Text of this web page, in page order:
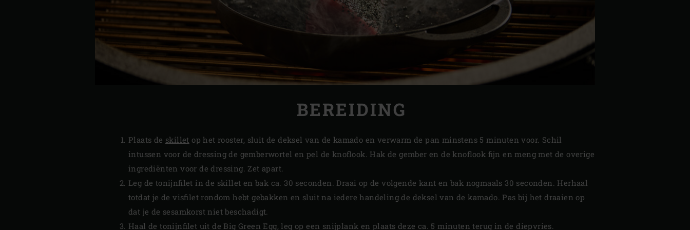
BEREIDING
Plaats de skillet op het rooster, sluit de deksel van de kamado en verwarm de pan minstens 5 minuten voor. Schil
intussen voor de dressing de gemberwortel en pel de knoflook. Hak de gember en de knoflook fijn en meng met de overige
ingrediënten voor de dressing. Zet apart.
Leg de tonijnfilet in de skillet en bak ca. 30 seconden. Draai op de volgende kant en bak nogmaals 30 seconden. Herhaal
totdat je de visfilet rondom hebt gebakken en sluit na iedere handeling de deksel van de kamado. Pas bij het draaien op
dat je de sesamkorst niet beschadigt.
Haal de tonijnfilet uit de Big Green Egg, leg op een snijplank en plaats deze ca. 5 minuten terug in de diepvries.